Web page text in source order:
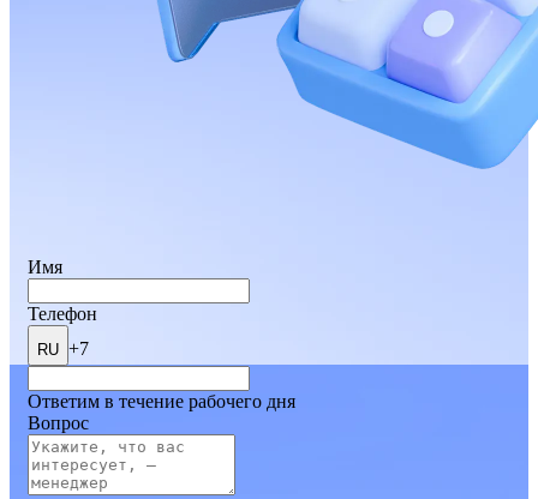
Имя
Телефон
RU +7
Ответим в течение рабочего дня
Вопрос